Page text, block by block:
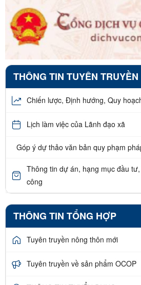
THÔNG TIN TUYÊN TRUYỀN
Chiến lược, Định hướng, Quy
Lịch làm việc của Lãnh đạo xã
Góp ý dự thảo văn bản quy phạm
Thông tin dự án, hạng mục đầu
công
THÔNG TIN TỔNG HỢP
Tuyên truyền nông thôn mới
Tuyên truyền về sản phẩm OCOP